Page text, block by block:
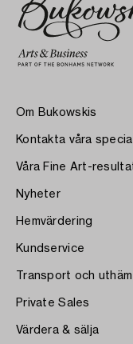
Om Bukowskis
Kontakta våra
Våra Fine Art-
Nyheter
Hemvärdering
Kundservice
Transport och
Private Sales
Värdera & sälja